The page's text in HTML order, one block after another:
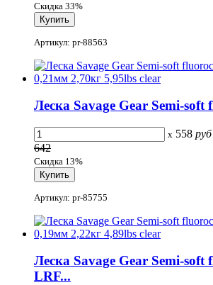
Скидка 33%
Артикул: pr-88563
Леска Savage Gear Semi-soft
x 558 руб
642
Скидка 13%
Артикул: pr-85755
Леска Savage Gear Semi-soft
LRF...